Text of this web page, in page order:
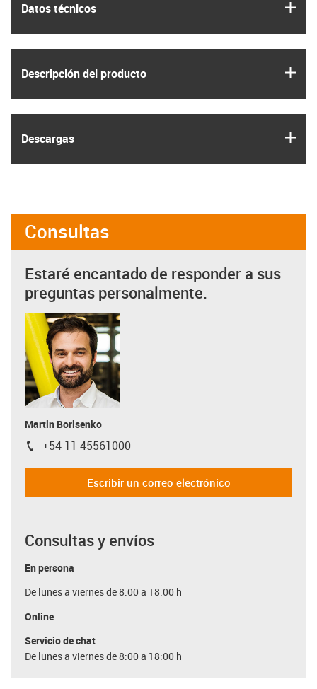
Datos técnicos
Descripción del producto
Descargas
Consultas
Estaré encantado de responder a sus
preguntas personalmente.
Martin Borisenko
igus-icon-phone
+54 11 45561000
Escribir un correo electrónico
Consultas y envíos
En persona
De lunes a viernes de 8:00 a 18:00 h
Online
Servicio de chat
De lunes a viernes de 8:00 a 18:00 h